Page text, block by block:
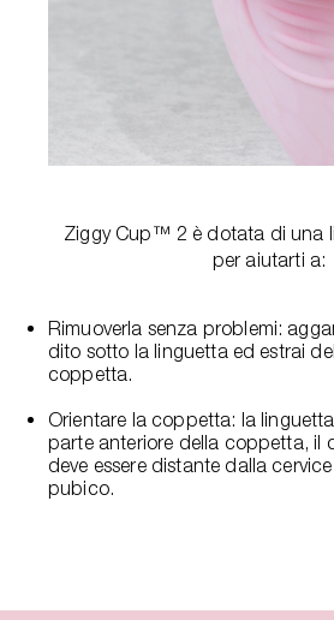
Ziggy Cup™ 2 è dotata di una
per aiutarti a:
Rimuoverla senza problemi:
dito sotto la linguetta ed estrai
coppetta.
Orientare la coppetta: la
parte anteriore della coppetta, il
deve essere distante dalla
pubico.